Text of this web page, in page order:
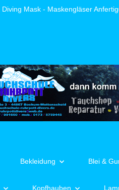
Diving Mask - Maskengläser
Bekleidung Blei &
Kopfhauben